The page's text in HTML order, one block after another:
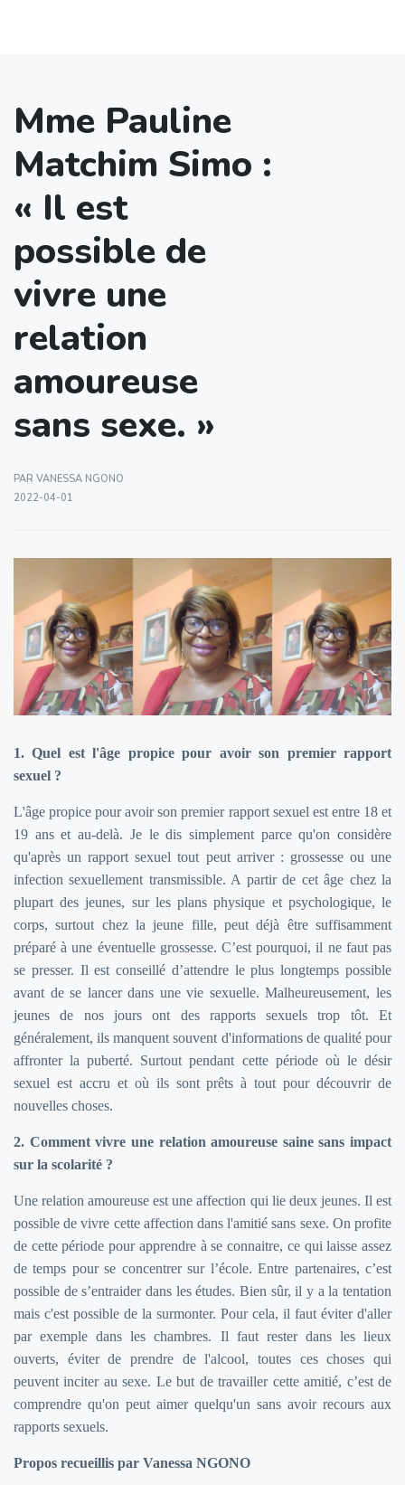
Mme Pauline
Matchim Simo :
« Il est
possible de
vivre une
relation
amoureuse
sans sexe. »
PAR VANESSA NGONO
2022-04-01
1. Quel est l'âge propice pour avoir son premier rapport
sexuel ?
L'âge propice pour avoir son premier rapport sexuel est entre 18 et
19 ans et au-delà. Je le dis simplement parce qu'on considère
qu'après un rapport sexuel tout peut arriver : grossesse ou une
infection sexuellement transmissible. A partir de cet âge chez la
plupart des jeunes, sur les plans physique et psychologique, le
corps, surtout chez la jeune fille, peut déjà être suffisamment
préparé à une éventuelle grossesse. C’est pourquoi, il ne faut pas
se presser. Il est conseillé d’attendre le plus longtemps possible
avant de se lancer dans une vie sexuelle. Malheureusement, les
jeunes de nos jours ont des rapports sexuels trop tôt. Et
généralement, ils manquent souvent d'informations de qualité pour
affronter la puberté. Surtout pendant cette période où le désir
sexuel est accru et où ils sont prêts à tout pour découvrir de
nouvelles choses.
2. Comment vivre une relation amoureuse saine sans impact
sur la scolarité ?
Une relation amoureuse est une affection qui lie deux jeunes. Il est
possible de vivre cette affection dans l'amitié sans sexe. On profite
de cette période pour apprendre à se connaitre, ce qui laisse assez
de temps pour se concentrer sur l’école. Entre partenaires, c’est
possible de s’entraider dans les études. Bien sûr, il y a la tentation
mais c'est possible de la surmonter. Pour cela, il faut éviter d'aller
par exemple dans les chambres. Il faut rester dans les lieux
ouverts, éviter de prendre de l'alcool, toutes ces choses qui
peuvent inciter au sexe. Le but de travailler cette amitié, c’est de
comprendre qu'on peut aimer quelqu'un sans avoir recours aux
rapports sexuels.
Propos recueillis par Vanessa NGONO